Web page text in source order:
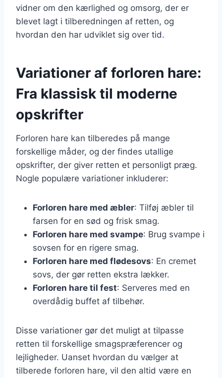
vidner om den kærlighed og omsorg, der er
blevet lagt i tilberedningen af retten, og
hvordan den har udviklet sig over tid.
Variationer af forloren hare:
Fra klassisk til moderne
opskrifter
Forloren hare kan tilberedes på mange
forskellige måder, og der findes utallige
opskrifter, der giver retten et personligt præg.
Nogle populære variationer inkluderer:
Forloren hare med æbler: Tilføj æbler til
farsen for en sød og frisk smag.
Forloren hare med svampe: Brug svampe i
sovsen for en rigere smag.
Forloren hare med flødesovs: En cremet
sovs, der gør retten ekstra lækker.
Forloren hare til fest: Serveres med en
overdådig buffet af tilbehør.
Disse variationer gør det muligt at tilpasse
retten til forskellige smagspræferencer og
lejligheder. Uanset hvordan du vælger at
tilberede forloren hare, vil den altid være en